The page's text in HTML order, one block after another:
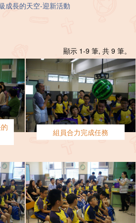
成長的天空-迎新活動
顯示 1-9 筆, 共 9 筆。
組員合力完成任務